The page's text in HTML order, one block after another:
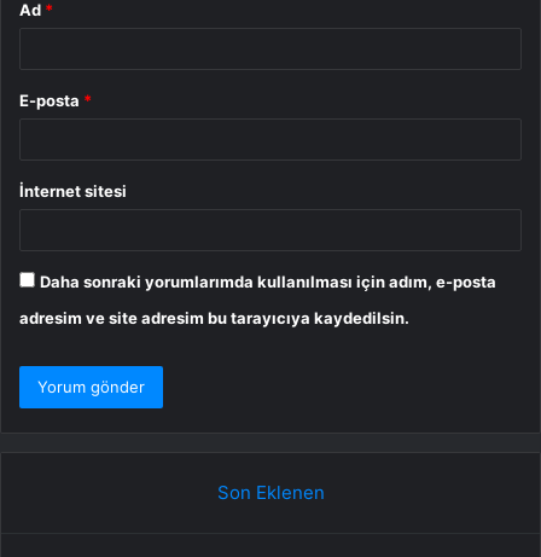
Ad *
E-posta *
İnternet sitesi
Daha sonraki yorumlarımda kullanılması için adım, e-posta
adresim ve site adresim bu tarayıcıya kaydedilsin.
Son Eklenen